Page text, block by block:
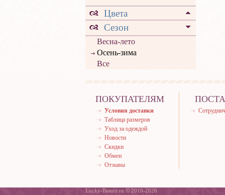
Цвета
Сезон
Весна-лето
Осень-зима
Все
ПОКУПАТЕЛЯМ
Условия доставки
Таблица размеров
Уход за одеждой
Новости
Скидки
Обмен
Отзывы
Lucky-Bunny.ru © 2010-2026